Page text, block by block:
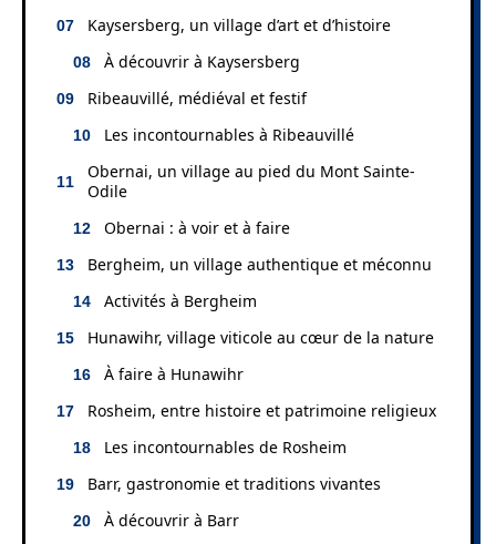
Kaysersberg, un village d’art et d’histoire
À découvrir à Kaysersberg
Ribeauvillé, médiéval et festif
Les incontournables à Ribeauvillé
Obernai, un village au pied du Mont Sainte-
Odile
Obernai : à voir et à faire
Bergheim, un village authentique et méconnu
Activités à Bergheim
Hunawihr, village viticole au cœur de la nature
À faire à Hunawihr
Rosheim, entre histoire et patrimoine religieux
Les incontournables de Rosheim
Barr, gastronomie et traditions vivantes
À découvrir à Barr